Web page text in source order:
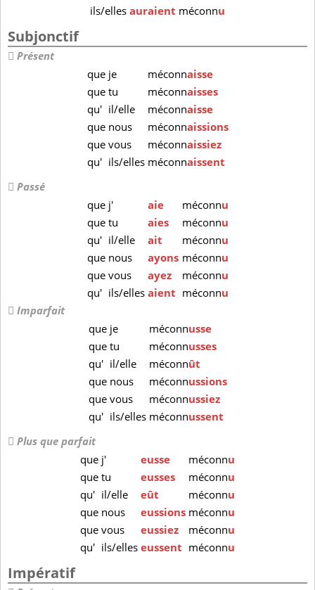
ils/ellesauraient méconnu
Subjonctif
Présent
que je méconnaisse
que tu méconnaisses
qu' il/elle méconnaisse
que nous méconnaissions
que vous méconnaissiez
qu' ils/elles méconnaissent
Passé
que j' aie méconnu
que tu aies méconnu
qu' il/elle ait méconnu
que nous ayons méconnu
que vous ayez méconnu
qu' ils/elles aient méconnu
Imparfait
que je méconnusse
que tu méconnusses
qu' il/elle méconnût
que nous méconnussions
que vous méconnussiez
qu' ils/elles méconnussent
Plus que parfait
que j' eusse méconnu
quetu eusses méconnu
qu' il/elle eût méconnu
que nous eussions méconnu
quevous eussiez méconnu
qu' ils/elleseussent méconnu
Impératif